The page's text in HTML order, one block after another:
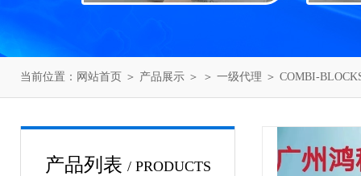
当前位置： 网站首页 ＞ 产品展示 ＞ ＞ 一级代理 ＞ COMBI-
产品列表 / PRODUCTS